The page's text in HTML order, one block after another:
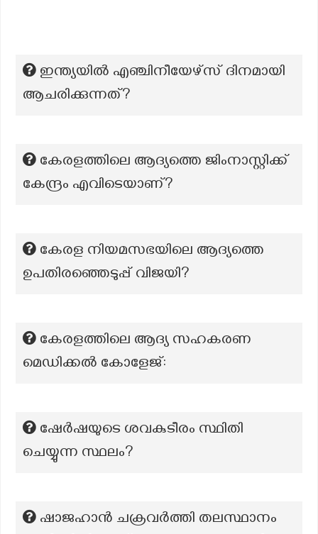
ഇന്ത്യയിൽ എഞ്ചിനീയേഴ്സ് ദിനമായി
ആചരിക്കുന്നത്?
കേരളത്തിലെ ആദ്യത്തെ ജിംനാസ്റ്റിക്ക്
കേന്ദ്രം എവിടെയാണ്?
കേരള നിയമസഭയിലെ ആദ്യത്തെ
ഉപതിരഞ്ഞെടുപ്പ് വിജയി?
കേരളത്തിലെ ആദ്യ സഹകരണ
മെഡിക്കൽ കോളേജ്:
ഷേർഷയുടെ ശവകുടീരം സ്ഥിതി
ചെയ്യുന്ന സ്ഥലം?
ഷാജഹാൻ ചക്രവർത്തി തലസ്ഥാനം